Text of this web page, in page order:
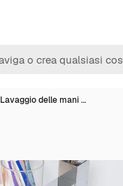
Lavaggio delle mani …